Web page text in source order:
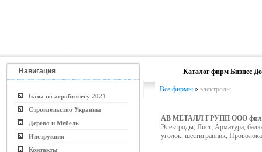
Навигация
Базы по агробизнесу 2021
Строительство Украины
Дерево и Мебель
Инструкция
Контакты
Каталог фирм Бизнес
Все фирмы » электроды
АВ МЕТАЛЛ ГРУПП ООО
Электроды; Лист; Арматура,
уголок, шестигранник;